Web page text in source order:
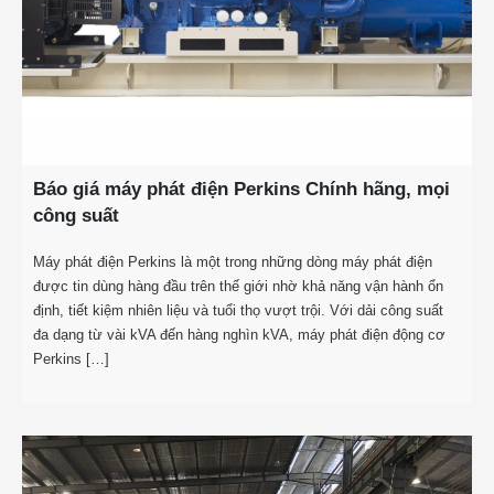
Báo giá máy phát điện Perkins Chính hãng, mọi
công suất
Máy phát điện Perkins là một trong những dòng máy phát điện
được tin dùng hàng đầu trên thế giới nhờ khả năng vận hành ổn
định, tiết kiệm nhiên liệu và tuổi thọ vượt trội. Với dải công suất
đa dạng từ vài kVA đến hàng nghìn kVA, máy phát điện động cơ
Perkins […]